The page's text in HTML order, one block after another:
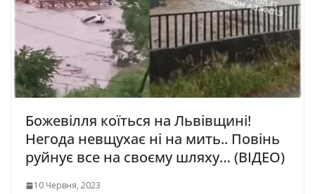
Божевілля коїться на Львівщині!
Негода невщухає ні на мить.. Повінь
руйнує все на своєму шляху… (ВІДЕО)
10 Червня, 2023